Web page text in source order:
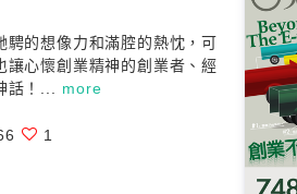
騁的想像力和滿腔的熱忱，可
讓心懷創業精神的創業者、經
話！... more
1